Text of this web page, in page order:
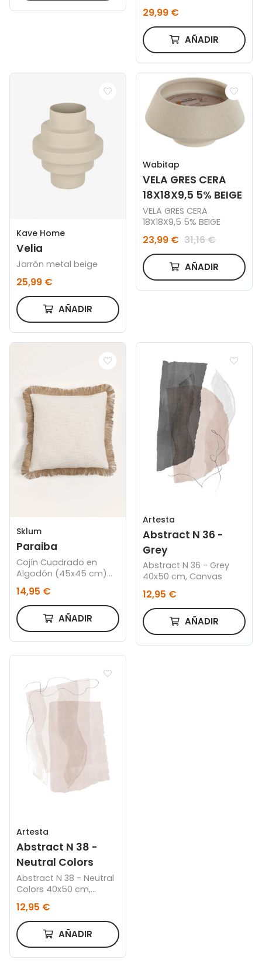
29,99 €
AÑADIR
Kave Home
Velia
Jarrón metal beige
25,99 €
AÑADIR
Wabitap
VELA GRES CERA
18X18X9,5 5% BEIGE
VELA GRES CERA
18X18X9,5 5% BEIGE
23,99 € 31,16 €
AÑADIR
Sklum
Paraiba
Cojín Cuadrado en
Algodón (45x45 cm)
14,95 €
AÑADIR
Artesta
Abstract N 36 -
Grey
Abstract N 36 - Grey
40x50 cm, Canvas
12,95 €
AÑADIR
Artesta
Abstract N 38 -
Neutral Colors
Abstract N 38 - Neutral
Colors 40x50 cm,
Canvas
12,95 €
AÑADIR